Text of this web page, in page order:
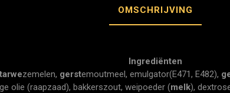
OMSCHRIJVING
Ingrediënten
tarwezemelen, gerstemoutmeel, emulgator(E471, E482),
olie (raapzaad), bakkerszout, weipoeder (melk),